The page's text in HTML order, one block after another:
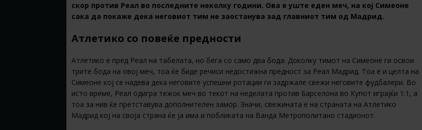
скор против Реал во последните неколку години. Ова е уште еден меч, на кој Симеоне
сака да покаже дека неговиот тим не заостанува зад главниот тим од Мадрид.
Атлетико со повеќе предности
Атлетико е пред Реал на табелата, но бега со само два бода. Доколку тимот на Симеоне ги освои
трите бода на овој меч, тоа ќе биде речиси недостижна предност за Реал Мадрид. Тоа е и целта на
Симеоне кој се надева дека неговите успешни ротации ги задржале свежи неговите фудбалери. Во
исто време, Реал одигра тежок меч во текот на неделата против Барселона во Купот играјќи 1:1, а
тоа за нив ќе претставува дополнителен замор. Значи, свежината е на страната на Атлетико
Мадрид кој на своја страна ќе ја има и побликата на Ванда Метрополитано стадионот.